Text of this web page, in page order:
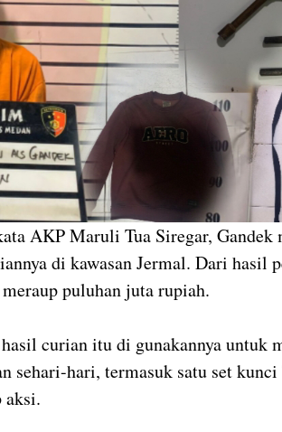
AKP Maruli Tua Siregar, Gandek
di kawasan Jermal. Dari hasil
puluhan juta rupiah.
curian itu di gunakannya untuk
sehari-hari, termasuk satu set
aksi.